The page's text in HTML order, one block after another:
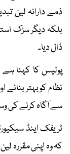
ذمے دارانہ لین
بلکہ دیگر سڑک
ڈال دیا۔
پولیس کا کہنا
نظام کو بہتر
سے آگاہ کرنے
ٹریفک اینڈ
کہ وہ اپنی مقررہ